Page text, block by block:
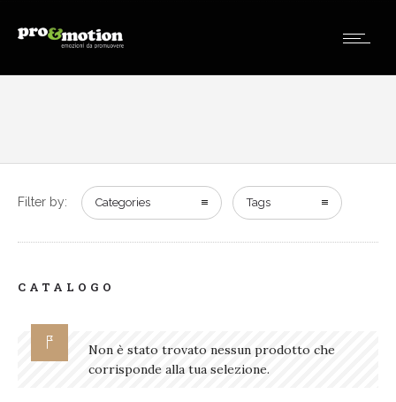
Filter by: Categories Tags
CATALOGO
Non è stato trovato nessun prodotto che
corrisponde alla tua selezione.